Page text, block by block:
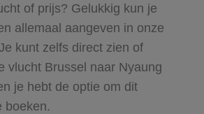
of prijs? Gelukkig kun je
allemaal aangeven in onze
kunt zelfs direct zien of
vlucht Brussel naar Nyaung
je hebt de optie om dit
boeken.